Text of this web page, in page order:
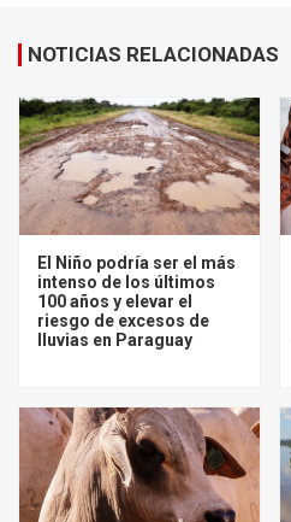
NOTICIAS RELACIONADAS
El Niño podría ser el más
intenso de los últimos
100 años y elevar el
riesgo de excesos de
lluvias en Paraguay